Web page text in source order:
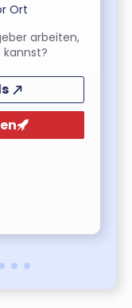
Ort
arbeiten,
kannst?